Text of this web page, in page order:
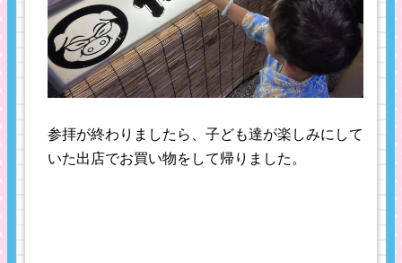
参拝が終わりましたら、子ども達が楽しみにして
いた出店でお買い物をして帰りました。